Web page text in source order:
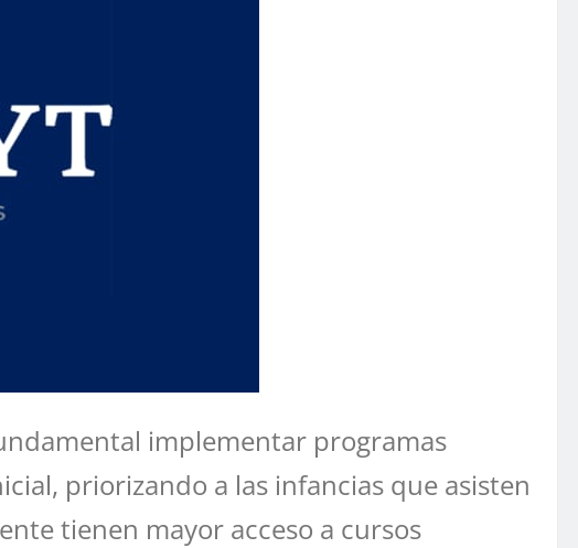
implementar programas
priorizando a las infancias que asisten
tienen mayor acceso a cursos